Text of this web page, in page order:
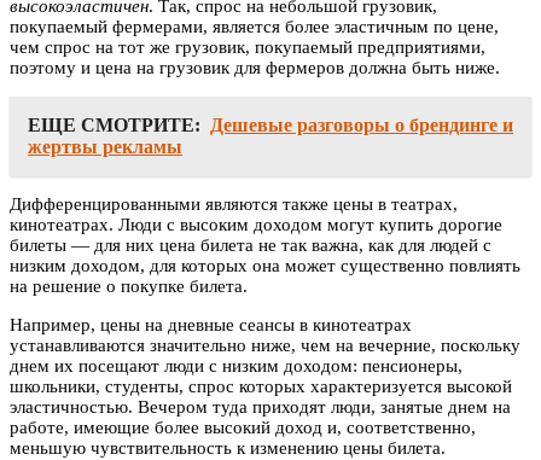
высокоэластичен. Так, спрос на небольшой грузовик,
покупаемый фермерами, является более эластичным по цене,
чем спрос на тот же грузовик, покупаемый предприятиями,
поэтому и цена на грузовик для фермеров должна быть ниже.
ЕЩЕ СМОТРИТЕ:
Дешевые разговоры о брендинге и
жертвы рекламы
Дифференцированными являются также цены в театрах,
кинотеатрах. Люди с высоким доходом могут купить дорогие
билеты — для них цена билета не так важна, как для людей с
низким доходом, для которых она может существенно повлиять
на решение о покупке билета.
Например, цены на дневные сеансы в кинотеатрах
устанавливаются значительно ниже, чем на вечерние, поскольку
днем их посещают люди с низким доходом: пенсионеры,
школьники, студенты, спрос которых характеризуется высокой
эластичностью. Вечером туда приходят люди, занятые днем на
работе, имеющие более высокий доход и, соответственно,
меньшую чувствительность к изменению цены билета.